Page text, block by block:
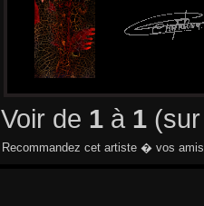
Voir de 1 à 1
Recommandez cet artiste � vos